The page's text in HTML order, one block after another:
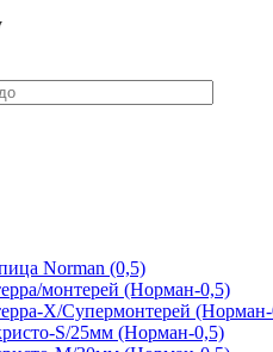
Norman (0,5)
монтерей (Норман-0,5)
Х/Супермонтерей
S/25мм (Норман-0,5)